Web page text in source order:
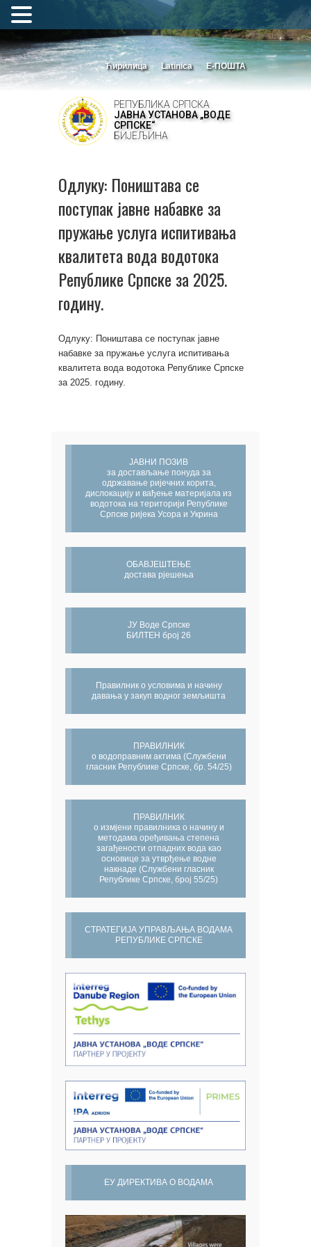
Ћирилица Latinica Е-ПОШТА
РЕПУБЛИКА СРПСКА
ЈАВНА УСТАНОВА „ВОДЕ
СРПСКЕ“
БИЈЕЉИНА
Одлуку: Поништава се
поступак јавне набавке за
пружање услуга испитивања
квалитета вода водотока
Републике Српске за 2025.
годину.
Одлуку: Поништава се поступак јавне
набавке за пружање услуга испитивања
квалитета вода водотока Републике Српске
за 2025. годину.
ЈАВНИ ПОЗИВ
за достављање понуда за
одржавање ријечних корита,
дислокацију и вађење материјала из
водотока на територији Републике
Српске ријека Усора и Укрина
ОБАВЈЕШТЕЊЕ
достава рјешења
ЈУ Воде Српске
БИЛТЕН број 26
Правилник о условима и начину
давања у закуп водног земљишта
ПРАВИЛНИК
о водоправним актима (Службени
гласник Републике Српске, бр. 54/25)
ПРАВИЛНИК
о измјени правилника о начину и
методама оређивања степена
загађености отпадних вода као
основице за утврђење водне
накнаде (Службени гласник
Републике Српске, број 55/25)
СТРАТЕГИЈА УПРАВЉАЊА ВОДАМА
РЕПУБЛИКЕ СРПСКЕ
ЕУ ДИРЕКТИВА О ВОДАМА